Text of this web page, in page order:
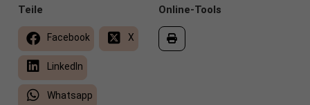
Online-Tools
Teile
Facebook X
LinkedIn
Whatsapp